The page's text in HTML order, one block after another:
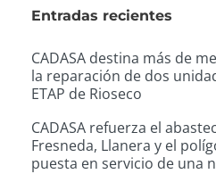
Entradas recientes
CADASA destina más de
la reparación de dos
ETAP de Rioseco
CADASA refuerza el
Fresneda, Llanera y el
puesta en servicio de una